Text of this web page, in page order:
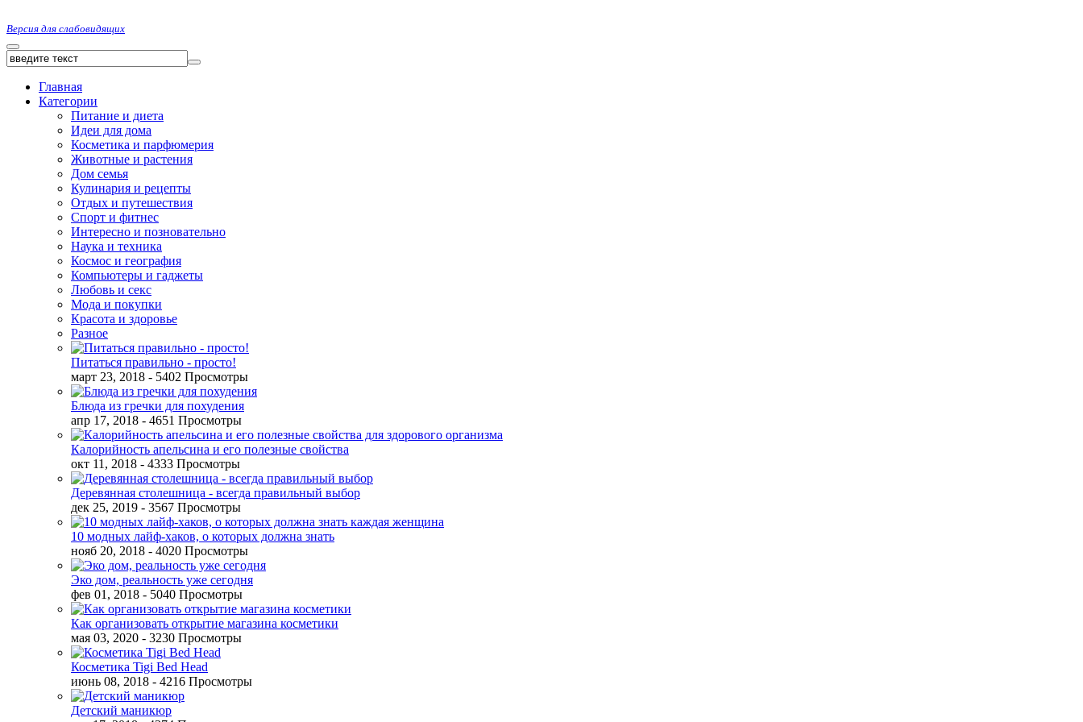
Версия для слабовидящих
Главная
Категории
Питание и диета
Идеи для дома
Косметика и парфюмерия
Животные и растения
Дом семья
Кулинария и рецепты
Отдых и путешествия
Спорт и фитнес
Интересно и позновательно
Наука и техника
Космос и география
Компьютеры и гаджеты
Любовь и секс
Мода и покупки
Красота и здоровье
Разное
Питаться правильно - просто!
март 23, 2018 - 5402 Просмотры
Блюда из гречки для похудения
апр 17, 2018 - 4651 Просмотры
Калорийность апельсина и его полезные свойства
окт 11, 2018 - 4333 Просмотры
Деревянная столешница - всегда правильный выбор
дек 25, 2019 - 3567 Просмотры
10 модных лайф-хаков, о которых должна знать
нояб 20, 2018 - 4020 Просмотры
Эко дом, реальность уже сегодня
фев 01, 2018 - 5040 Просмотры
Как организовать открытие магазина косметики
мая 03, 2020 - 3230 Просмотры
Косметика Tigi Bed Head
июнь 08, 2018 - 4216 Просмотры
Детский маникюр